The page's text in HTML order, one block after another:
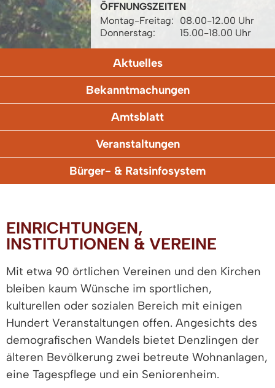
ÖFFNUNGSZEITEN
Montag-Freitag:
08.00-12.00 Uhr
Donnerstag:
15.00-18.00 Uhr
Aktuelles
Bekanntmachungen
Amtsblatt
Veranstaltungen
Bürger- & Ratsinfosystem
EINRICHTUNGEN,
INSTITUTIONEN & VEREINE
Mit etwa 90 örtlichen Vereinen und den Kirchen
bleiben kaum Wünsche im sportlichen,
kulturellen oder sozialen Bereich mit einigen
Hundert Veranstaltungen offen. Angesichts des
demografischen Wandels bietet Denzlingen der
älteren Bevölkerung zwei betreute Wohnanlagen,
eine Tagespflege und ein Seniorenheim.